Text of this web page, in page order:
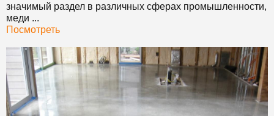
значимый раздел в различных сферах промышленности,
меди ...
Посмотреть